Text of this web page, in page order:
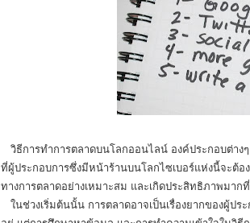
วิธีการทำการตลาดบนโลกออนไลน์ องค์ประกอบต่า
ที่ผู้ประกอบการซึ่งมีหน้าร้านบนโลกไซเบอร์แห่งนี้จะต้อ
ทางการตลาดอย่างเหมาะสม และเกิดประสิทธิภาพมาก
ในช่วงเริ่มต้นนั้น การตลาดอาจเป็นเรื่องยากของผู้ป